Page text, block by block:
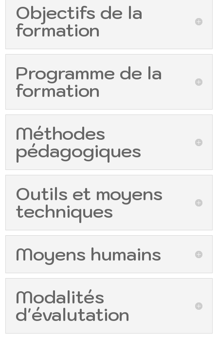
Objectifs de la
formation
Programme de la
formation
Méthodes
pédagogiques
Outils et moyens
techniques
Moyens humains
Modalités
d'évalutation